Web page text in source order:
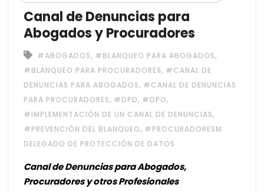
Canal de Denuncias para
Abogados y Procuradores
#ABOGADOS, #BLANQUEO PARA ABOGADOS,
#BLANQUEO PARA PROCURADORES, #CANAL DE
DENUNCIAS PARA ABOGADOS, #CANAL DE DENUNCIAS
PARA PROCURADORES, #DPD, #DPO,
#IMPLEMENTACIÓN DE UN CANAL DE DENUNCIAS,
#PREVENCIÓN DEL BLANQUEO, #PROCURADORESM
DELEGADO DE PROTECCIÓN DE DATOS
Canal de Denuncias para Abogados,
Procuradores y otros Profesionales